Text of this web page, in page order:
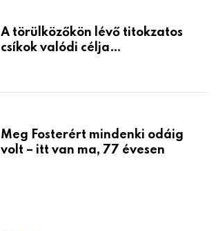
A törülközőkön lévő titokzatos
csíkok valódi célja…
Meg Fosterért mindenki odáig
volt – itt van ma, 77 évesen